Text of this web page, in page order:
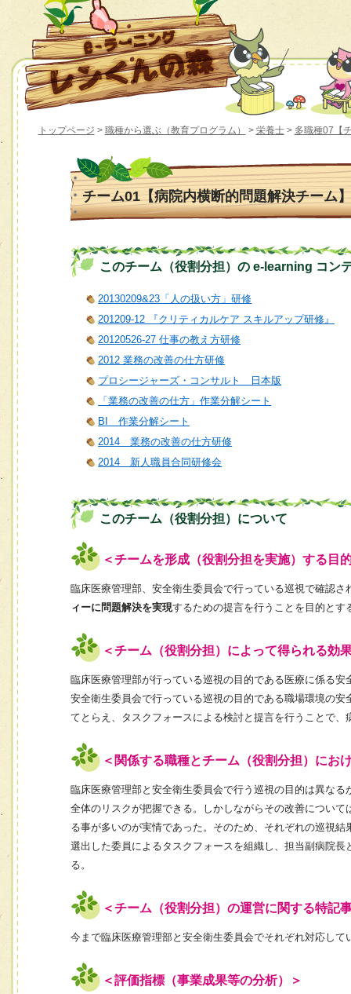
トップページ > 職種から選ぶ（教育プログラム） > 栄養士> 多職種07【
チーム01【病院内横断的問題解決チーム】
このチーム（役割分担）の e-learning コン
20130209&23「人の扱い方」研修
201209-12 『クリティカルケア スキルアップ研修』
20120526-27 仕事の教え方研修
2012 業務の改善の仕方研修
プロシージャーズ・コンサルト 日本版
「業務の改善の仕方」作業分解シート
BI 作業分解シート
2014 業務の改善の仕方研修
2014 新人職員合同研修会
このチーム（役割分担）について
＜チームを形成（役割分担を実施）する目
臨床医療管理部、安全衛生委員会で行っている巡視で確認
ィーに問題解決を実現するための提言を行うことを目的とす
＜チーム（役割分担）によって得られる効
臨床医療管理部が行っている巡視の目的である医療に係る
安全衛生委員会で行っている巡視の目的である職場環境の
てとらえ、タスクフォースによる検討と提言を行うことで
＜関係する職種とチーム（役割分担）にお
臨床医療管理部と安全衛生委員会で行う巡視の目的は異な
全体のリスクが把握できる。しかしながらその改善につい
る事が多いのが実情であった。そのため、それぞれの巡視
選出した委員によるタスクフォースを組織し、担当副病院
る。
＜チーム（役割分担）の運営に関する特記
今まで臨床医療管理部と安全衛生委員会でそれぞれ対応し
＜評価指標（事業成果等の分析）＞